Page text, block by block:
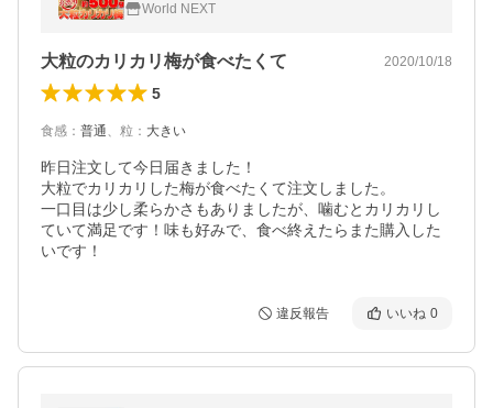
World NEXT
大粒のカリカリ梅が食べたくて 2020/10/18
5
食感 ： 普通、 粒 ： 大きい
昨日注文して今日届きました！
大粒でカリカリした梅が食べたくて注文しました。
一口目は少し柔らかさもありましたが、噛むとカリカリし
ていて満足です！味も好みで、食べ終えたらまた購入した
いです！
違反報告 いいね 0